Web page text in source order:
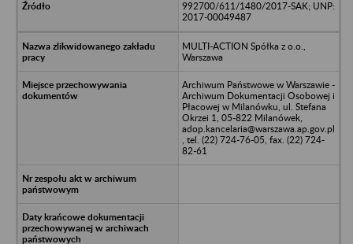
992700/611/1480/2017-SAK; UNP:
2017-00049487
MULTI-ACTION Spółka z o.o.,
Warszawa
Archiwum Państwowe w Warszawie -
Archiwum Dokumentacji Osobowej i
Płacowej w Milanówku, ul. Stefana
Okrzei 1, 05-822 Milanówek,
adop.kancelaria@warszawa.ap.gov.pl
, tel. (22) 724-76-05, fax. (22) 724-
82-61